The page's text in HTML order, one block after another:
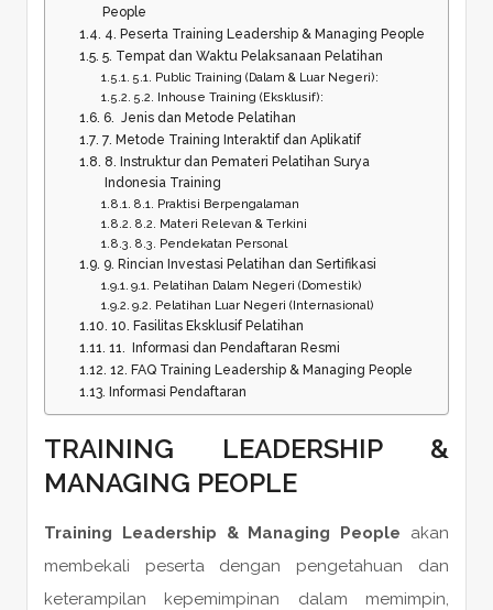
People
4. Peserta Training Leadership & Managing People
5. Tempat dan Waktu Pelaksanaan Pelatihan
5.1. Public Training (Dalam & Luar Negeri):
5.2. Inhouse Training (Eksklusif):
6. Jenis dan Metode Pelatihan
7. Metode Training Interaktif dan Aplikatif
8. Instruktur dan Pemateri Pelatihan Surya
Indonesia Training
8.1. Praktisi Berpengalaman
8.2. Materi Relevan & Terkini
8.3. Pendekatan Personal
9. Rincian Investasi Pelatihan dan Sertifikasi
9.1. Pelatihan Dalam Negeri (Domestik)
9.2. Pelatihan Luar Negeri (Internasional)
10. Fasilitas Eksklusif Pelatihan
11. Informasi dan Pendaftaran Resmi
12. FAQ Training Leadership & Managing People
Informasi Pendaftaran
TRAINING LEADERSHIP &
MANAGING PEOPLE
Training Leadership & Managing People akan
membekali peserta dengan pengetahuan dan
keterampilan kepemimpinan dalam memimpin,